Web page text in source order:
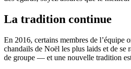
La tradition continue
En 2016, certains membres de l’équipe
chandails de Noël les plus laids et de se
de groupe — et une nouvelle tradition